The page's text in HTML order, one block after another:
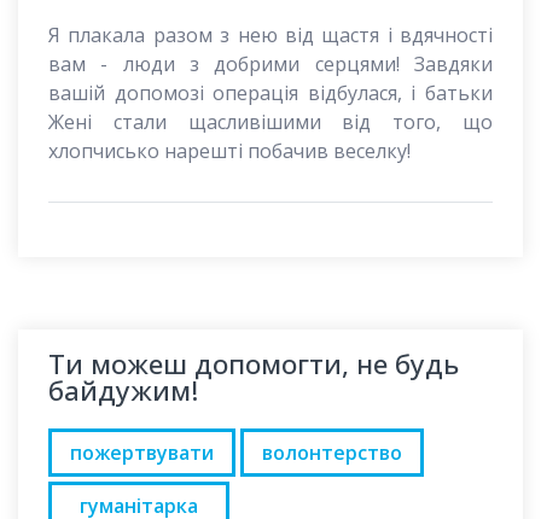
Я плакала разом з нею від щастя і вдячності
вам - люди з добрими серцями! Завдяки
вашій допомозі операція відбулася, і батьки
Жені стали щасливішими від того, що
хлопчисько нарешті побачив веселку!
Ти можеш допомогти, не будь
байдужим!
пожертвувати
волонтерство
гуманітарка